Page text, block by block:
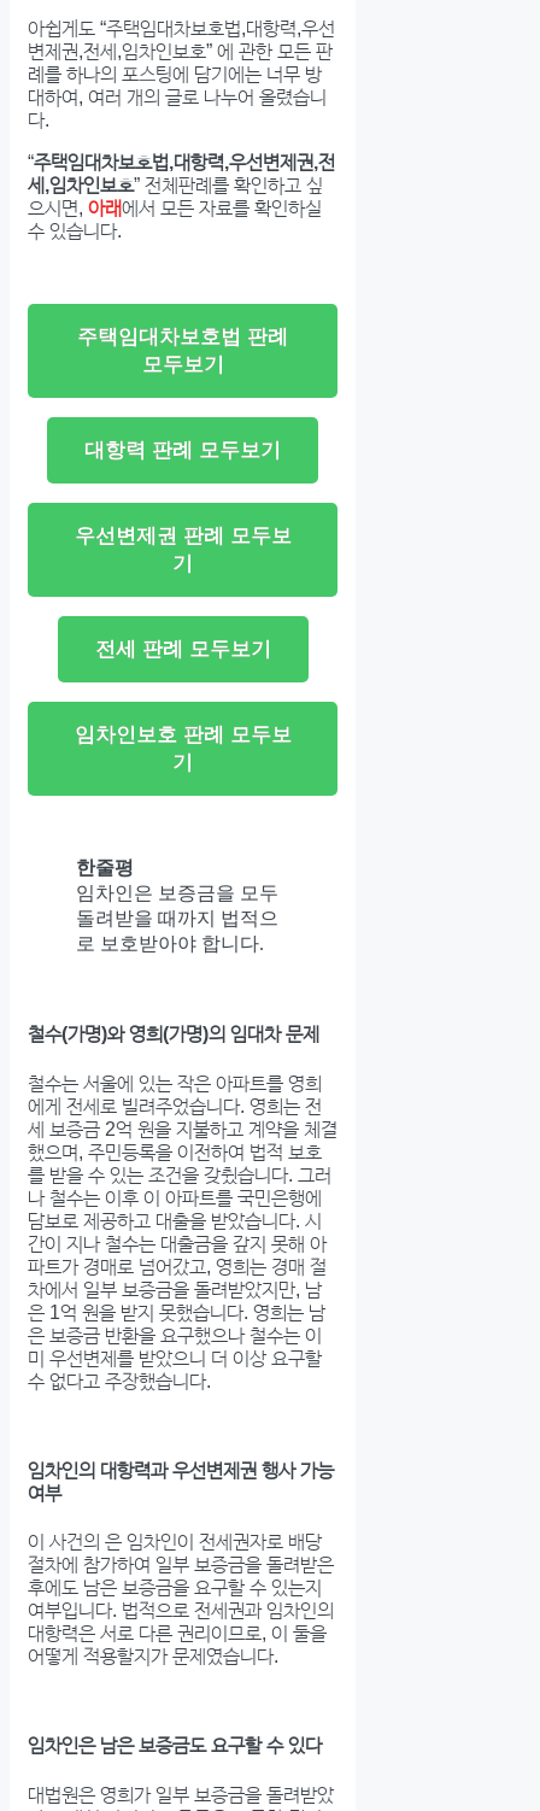
아쉽게도 “주택임대차보호법,대항력,우선
변제권,전세,임차인보호” 에 관한 모든 판
례를 하나의 포스팅에 담기에는 너무 방
대하여, 여러 개의 글로 나누어 올렸습니
다.
“주택임대차보호법,대항력,우선변제권,전
세,임차인보호” 전체판례를 확인하고 싶
으시면, 아래에서 모든 자료를 확인하실
수 있습니다.
주택임대차보호법 판례
모두보기
대항력 판례 모두보기
우선변제권 판례 모두보
기
전세 판례 모두보기
임차인보호 판례 모두보
기
한줄평
임차인은 보증금을 모두
돌려받을 때까지 법적으
로 보호받아야 합니다.
철수(가명)와 영희(가명)의 임대차 문제
철수는 서울에 있는 작은 아파트를 영희
에게 전세로 빌려주었습니다. 영희는 전
세 보증금 2억 원을 지불하고 계약을 체결
했으며, 주민등록을 이전하여 법적 보호
를 받을 수 있는 조건을 갖췄습니다. 그러
나 철수는 이후 이 아파트를 국민은행에
담보로 제공하고 대출을 받았습니다. 시
간이 지나 철수는 대출금을 갚지 못해 아
파트가 경매로 넘어갔고, 영희는 경매 절
차에서 일부 보증금을 돌려받았지만, 남
은 1억 원을 받지 못했습니다. 영희는 남
은 보증금 반환을 요구했으나 철수는 이
미 우선변제를 받았으니 더 이상 요구할
수 없다고 주장했습니다.
임차인의 대항력과 우선변제권 행사 가능
여부
이 사건의 은 임차인이 전세권자로 배당
절차에 참가하여 일부 보증금을 돌려받은
후에도 남은 보증금을 요구할 수 있는지
여부입니다. 법적으로 전세권과 임차인의
대항력은 서로 다른 권리이므로, 이 둘을
어떻게 적용할지가 문제였습니다.
임차인은 남은 보증금도 요구할 수 있다
대법원은 영희가 일부 보증금을 돌려받았